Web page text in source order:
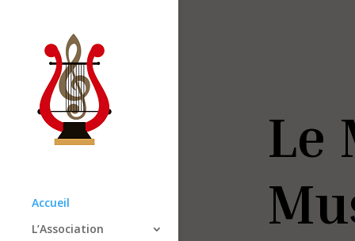
Accueil
L’Association
Le